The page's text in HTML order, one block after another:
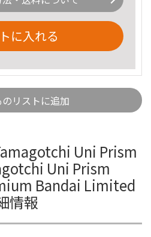
に入れる
リストに追加
Uni Prism
Uni Prism
Bandai Limited
情報